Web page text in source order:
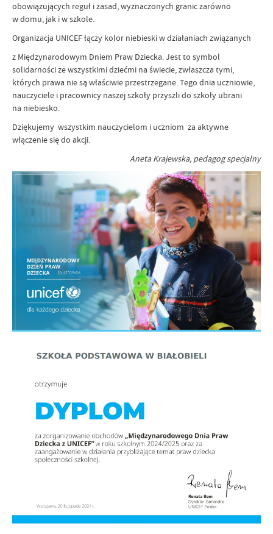
obowiązujących reguł i zasad, wyznaczonych granic zarówno
w domu, jak i w szkole.
Organizacja UNICEF łączy kolor niebieski w działaniach związanych
z Międzynarodowym Dniem Praw Dziecka. Jest to symbol
solidarności ze wszystkimi dziećmi na świecie, zwłaszcza tymi,
których prawa nie są właściwie przestrzegane. Tego dnia uczniowie,
nauczyciele i pracownicy naszej szkoły przyszli do szkoły ubrani
na niebiesko.
Dziękujemy wszystkim nauczycielom i uczniom za aktywne
włączenie się do akcji.
Aneta Krajewska, pedagog specjalny